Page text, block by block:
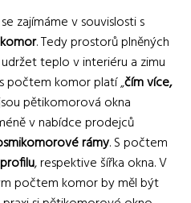
zajímáme v souvislosti s
. Tedy prostorů plněných
teplo v interiéru a zimu
počtem komor platí „čím více,
pětikomorová okna
v nabídce prodejců
rámy. S počtem
, respektive šířka okna. V
počtem komor by měl být